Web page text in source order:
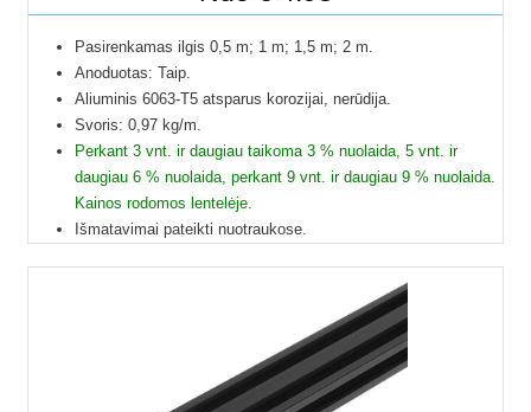
Pasirenkamas ilgis 0,5 m; 1 m; 1,5 m; 2 m.
Anoduotas: Taip.
Aliuminis 6063-T5 atsparus korozijai, nerūdija.
Svoris: 0,97 kg/m.
Perkant 3 vnt. ir daugiau taikoma 3 % nuolaida, 5 vnt. ir
daugiau 6 % nuolaida, perkant 9 vnt. ir daugiau 9 % nuolaida.
Kainos rodomos lentelėje.
Išmatavimai pateikti nuotraukose.
Į paštomatus pristatome tik 50 cm ilgio profilius, kitų ilgių
profiliai į paštomatus netelpa, todėl juos galime pristatyti
Profilių Ilgis gali būti su 1 mm paklaida.
Dėl klausimų ir užsakymų kitokių ilgių profilių galite kreiptis